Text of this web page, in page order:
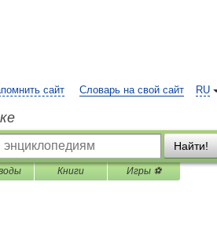
RU
сайт Словарь на свой сайт
Найти!
Книги Игры ⚽